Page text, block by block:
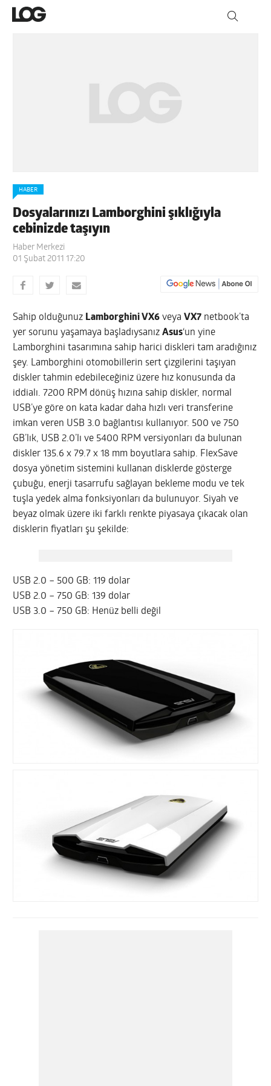
HABER
Dosyalarınızı Lamborghini şıklığıyla
cebinizde taşıyın
Haber Merkezi
01 Şubat 2011 17:20
Sahip olduğunuz Lamborghini VX6 veyaVX7 netbook’ta
yer sorunu yaşamaya başladıysanızAsus‘un yine
Lamborghini tasarımına sahip harici diskleri tam aradığınız
şey. Lamborghini otomobillerin sert çizgilerini taşıyan
diskler tahmin edebileceğiniz üzere hız konusunda da
iddialı. 7200 RPM dönüş hızına sahip diskler, normal
USB’ye göre on kata kadar daha hızlı veri transferine
imkan veren USB 3.0 bağlantısı kullanıyor. 500 ve 750
GB’lık, USB 2.0’lı ve 5400 RPM versiyonları da bulunan
diskler 135.6 x 79.7 x 18 mm boyutlara sahip. FlexSave
dosya yönetim sistemini kullanan disklerde gösterge
çubuğu, enerji tasarrufu sağlayan bekleme modu ve tek
tuşla yedek alma fonksiyonları da bulunuyor. Siyah ve
beyaz olmak üzere iki farklı renkte piyasaya çıkacak olan
disklerin fiyatları şu şekilde:
USB 2.0 – 500 GB: 119 dolar
USB 2.0 – 750 GB: 139 dolar
USB 3.0 – 750 GB: Henüz belli değil